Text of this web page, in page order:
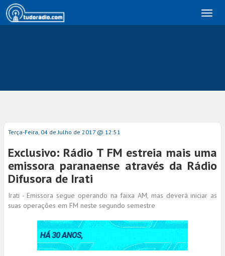
Terça-Feira, 04 de Julho de 2017 @ 12:51
Exclusivo: Rádio T FM estreia mais uma
emissora paranaense através da Rádio
Difusora de Irati
Irati - Emissora segue operando na faixa AM, mas deverá iniciar as
suas operações em FM neste segundo semestre